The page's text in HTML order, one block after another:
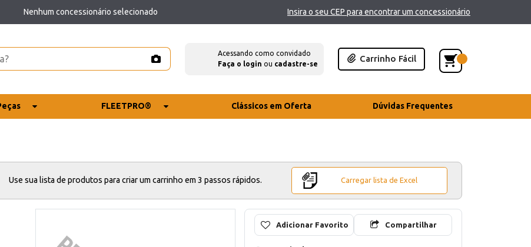
Nenhum concessionário selecionado Insira o seu CEP para encontrar um concessionário
Acessando como convidado
Faça o login ou cadastre-se
Carrinho Fácil
FLEETPRO® Clássicos em Oferta Dúvidas Frequentes
Use sua lista de produtos para criar um carrinho em 3 passos rápidos. Carregar lista de Excel
Adicionar Favorito Compartilhar